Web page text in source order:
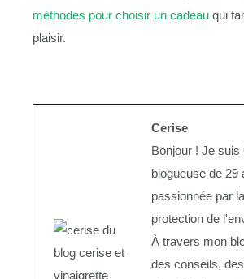
méthodes pour choisir un cadeau qui
plaisir.
Cerise
Bonjour ! Je suis
blogueuse de 29
passionnée par
protection de
À travers mon
des conseils,